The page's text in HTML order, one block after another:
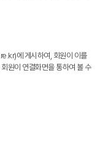
에 게시하여, 회원이 이를
원이 연결화면을 통하여 볼 수